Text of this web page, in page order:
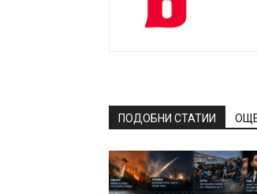
ПОДОБНИ СТАТИИ